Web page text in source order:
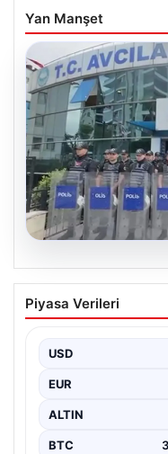
Yan Manşet
Avcılar
şüpheli
Piyasa Verileri
USD
EUR
ALTIN
BTC